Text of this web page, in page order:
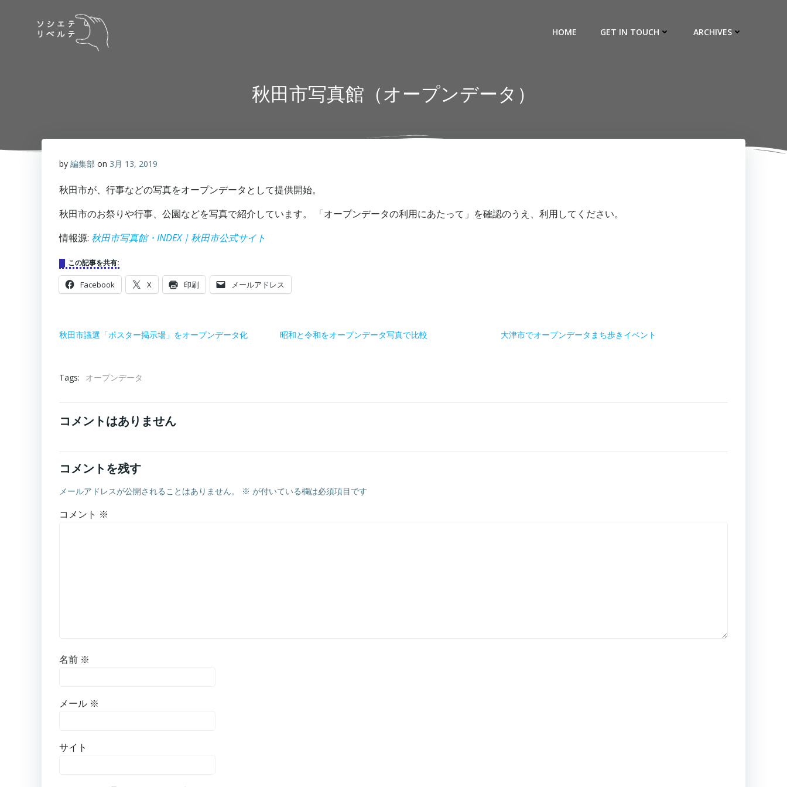
HOME GET IN TOUCH ARCHIVES
秋田市写真館（オープンデータ）
by 編集部 on 3月 13, 2019
秋田市が、行事などの写真をオープンデータとして提供開始。
秋田市のお祭りや行事、公園などを写真で紹介しています。 「オープンデータの利用にあたって」を確認のうえ、利用してください。
情報源: 秋田市写真館・INDEX｜秋田市公式サイト
この記事を共有:
Facebook X 印刷 メールアドレス
秋田市議選「ポスター掲示場」をオープンデータ化 昭和と令和をオープンデータ写真で比較 大津市でオープンデータまち歩きイベント
Tags: オープンデータ
コメントはありません
コメントを残す
メールアドレスが公開されることはありません。 ※ が付いている欄は必須項目です
コメント ※
名前 ※
メール ※
サイト